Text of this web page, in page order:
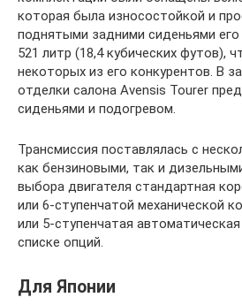
которая была износостойкой и
поднятыми задними сиденьями его
521 литр (18,4 кубических футов),
некоторых из его конкурентов. В
отделки салона Avensis Tourer
сиденьями и подогревом.
Трансмиссия поставлялась с
как бензиновыми, так и
выбора двигателя стандартная
или 6-ступенчатой ​​механической
или 5-ступенчатая
списке опций.
Для Японии